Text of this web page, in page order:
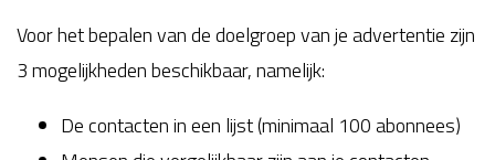
Voor het bepalen van de doelgroep van je advertentie zijn
3 mogelijkheden beschikbaar, namelijk:
De contacten in een lijst (minimaal 100 abonnees)